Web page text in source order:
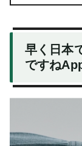
早く日本
ですね